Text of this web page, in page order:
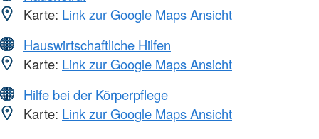
Karte: Link zur Google Maps Ansicht
Hauswirtschaftliche Hilfen
Karte: Link zur Google Maps Ansicht
Hilfe bei der Körperpflege
Karte: Link zur Google Maps Ansicht